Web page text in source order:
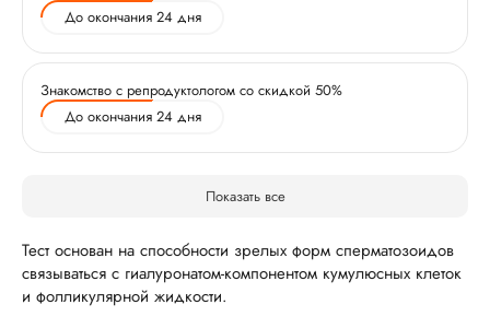
До окончания 24 дня
Знакомство с репродуктологом со скидкой 50%
До окончания 24 дня
Показать все
Тест основан на способности зрелых форм сперматозоидов
связываться с гиалуронатом-компонентом кумулюсных клеток
и фолликулярной жидкости.